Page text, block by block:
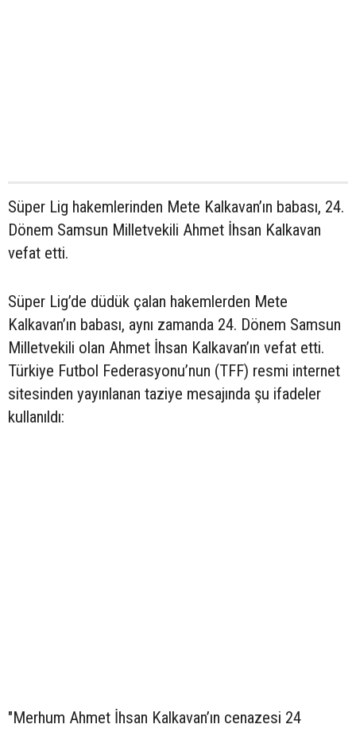
Süper Lig hakemlerinden Mete Kalkavan’ın babası, 24.
Dönem Samsun Milletvekili Ahmet İhsan Kalkavan
vefat etti.
Süper Lig’de düdük çalan hakemlerden Mete
Kalkavan’ın babası, aynı zamanda 24. Dönem Samsun
Milletvekili olan Ahmet İhsan Kalkavan’ın vefat etti.
Türkiye Futbol Federasyonu’nun (TFF) resmi internet
sitesinden yayınlanan taziye mesajında şu ifadeler
kullanıldı:
"Merhum Ahmet İhsan Kalkavan’ın cenazesi 24